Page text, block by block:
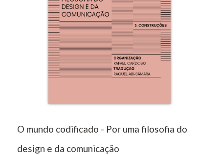
O mundo codificado - Por uma filosofia do
design e da comunicação